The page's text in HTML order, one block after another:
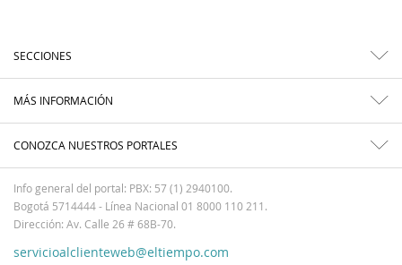
SECCIONES
MÁS INFORMACIÓN
CONOZCA NUESTROS PORTALES
Info general del portal: PBX: 57 (1) 2940100.
Bogotá 5714444 - Línea Nacional 01 8000 110 211.
Dirección: Av. Calle 26 # 68B-70.
servicioalclienteweb@eltiempo.com